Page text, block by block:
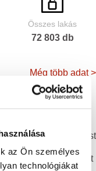
az Ön személyes
technológiákat
Összes lakás
72 803 db
Még több adat >
panellakás Budapest
téglalakás Budapest